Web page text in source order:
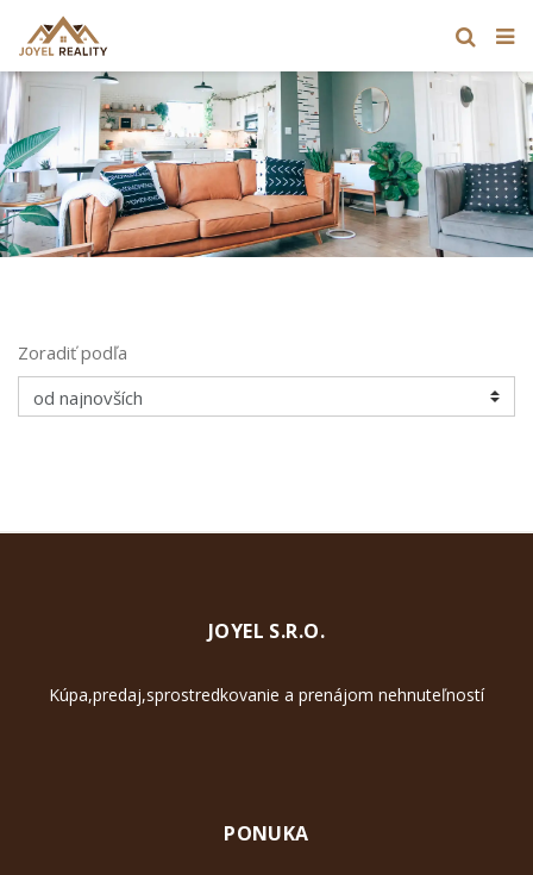
Zoradiť podľa
JOYEL S.R.O.
Kúpa,predaj,sprostredkovanie a prenájom nehnuteľností
PONUKA